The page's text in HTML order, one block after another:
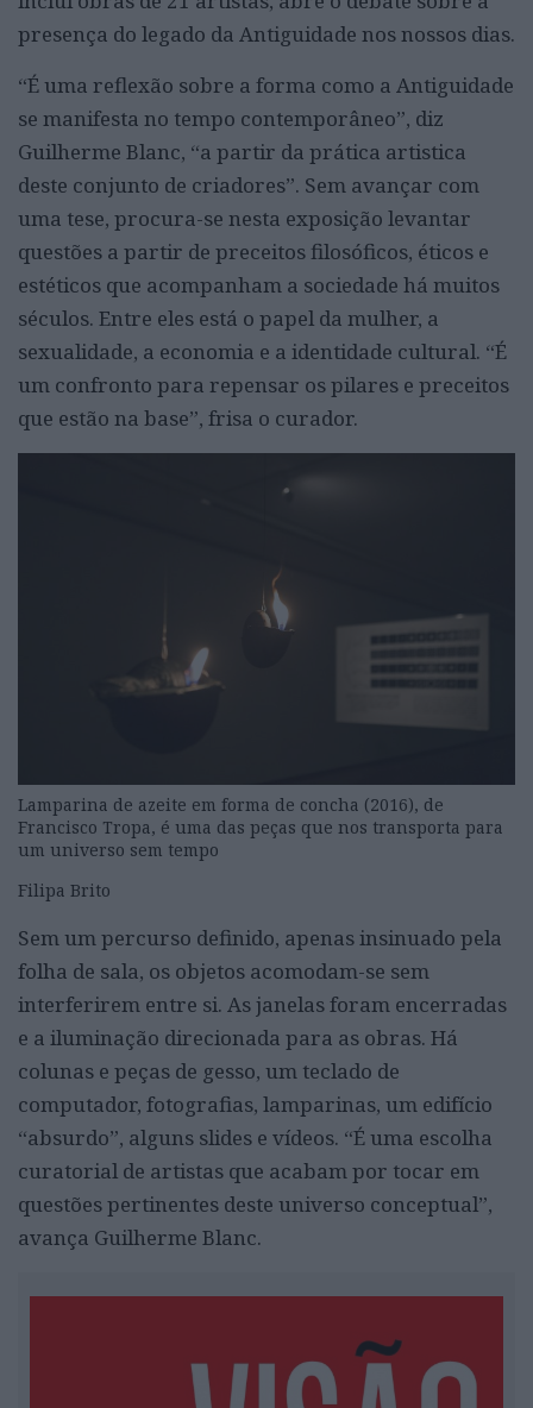
presença do legado da Antiguidade nos nossos dias.
“É uma reflexão sobre a forma como a Antiguidade
se manifesta no tempo contemporâneo”, diz
Guilherme Blanc, “a partir da prática artistica
deste conjunto de criadores”. Sem avançar com
uma tese, procura-se nesta exposição levantar
questões a partir de preceitos filosóficos, éticos e
estéticos que acompanham a sociedade há muitos
séculos. Entre eles está o papel da mulher, a
sexualidade, a economia e a identidade cultural. “É
um confronto para repensar os pilares e preceitos
que estão na base”, frisa o curador.
Lamparina de azeite em forma de concha (2016), de
Francisco Tropa, é uma das peças que nos transporta para
um universo sem tempo
Filipa Brito
Sem um percurso definido, apenas insinuado pela
folha de sala, os objetos acomodam-se sem
interferirem entre si. As janelas foram encerradas
e a iluminação direcionada para as obras. Há
colunas e peças de gesso, um teclado de
computador, fotografias, lamparinas, um edifício
“absurdo”, alguns slides e vídeos. “É uma escolha
curatorial de artistas que acabam por tocar em
questões pertinentes deste universo conceptual”,
avança Guilherme Blanc.